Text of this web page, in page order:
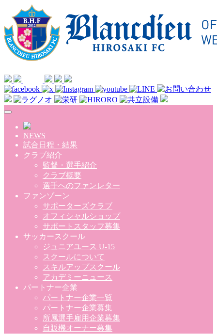
Skip to main content
NEWS
試合日程・結果
クラブ紹介
監督・選手紹介
クラブ概要
選手へのファンレター
ファンゾーン
サポーターズクラブ
オフィシャルショップ
サポートスタッフ募集
サッカースクール
ジュニアユース U-15
スクールについて
スキルアップスクール
アカデミーニュース
パートナー企業
パートナー企業一覧
パートナー企業募集
所属選手雇用企業募集
自販機オーナー募集